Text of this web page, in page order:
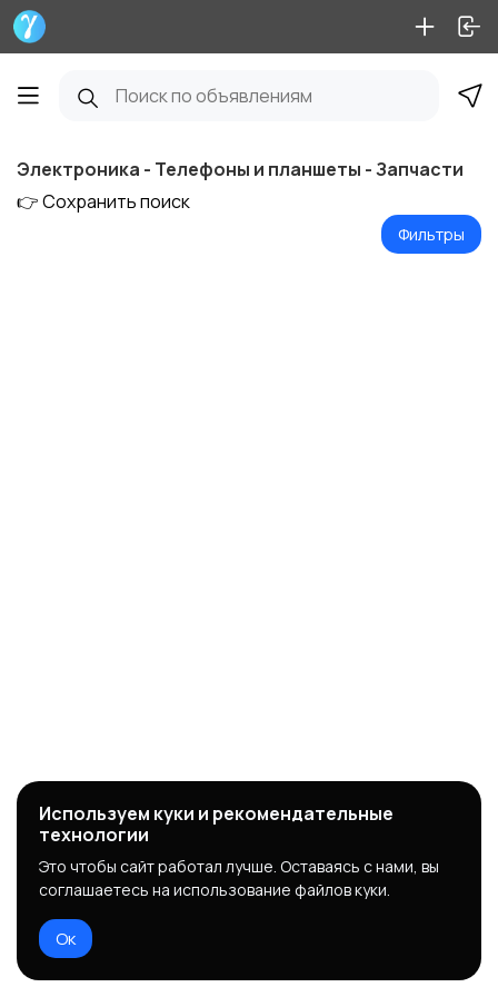
Электроника - Телефоны и планшеты - Запчасти
👉 Сохранить поиск
Фильтры
Используем куки и рекомендательные
технологии
Это чтобы сайт работал лучше. Оставаясь с нами, вы
соглашаетесь на использование файлов куки.
Ок